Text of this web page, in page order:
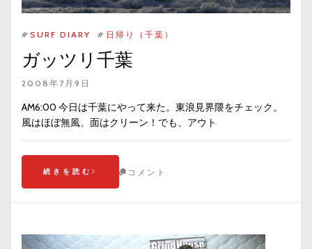
# SURF DIARY # 日帰り（千葉）
ガッツリ千葉
2008年7月9日
AM6:00 今日は千葉にやって来た。東浪見界隈をチェック。
風はほぼ無風、面はクリーン！でも、アウト
続きを読む コメント